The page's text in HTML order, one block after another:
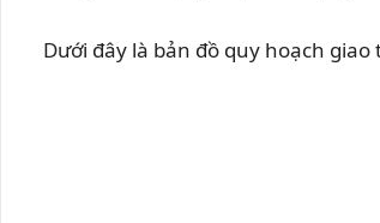
Dưới đây là bản đồ quy hoạch